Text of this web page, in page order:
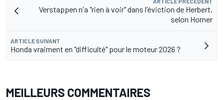
Verstappen n'a "rien à voir" dans l'éviction de Herbert,
selon Horner
ARTICLE SUIVANT
Honda vraiment en "difficulté" pour le moteur 2026 ?
MEILLEURS COMMENTAIRES